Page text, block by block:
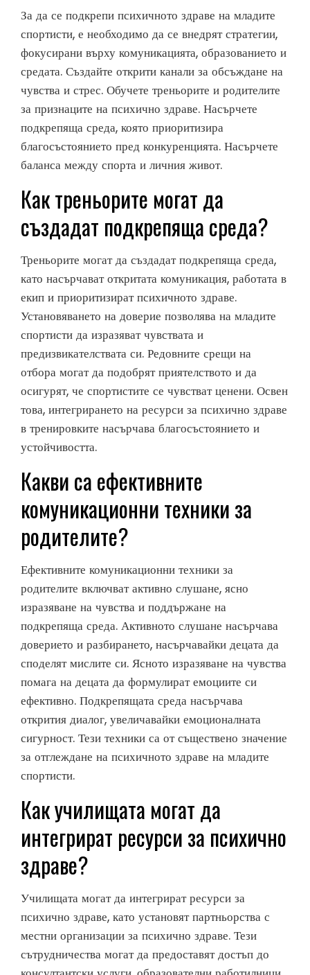
За да се подкрепи психичното здраве на младите
спортисти, е необходимо да се внедрят стратегии,
фокусирани върху комуникацията, образованието и
средата. Създайте открити канали за обсъждане на
чувства и стрес. Обучете треньорите и родителите
за признаците на психично здраве. Насърчете
подкрепяща среда, която приоритизира
благосъстоянието пред конкуренцията. Насърчете
баланса между спорта и личния живот.
Как треньорите могат да
създадат подкрепяща среда?
Треньорите могат да създадат подкрепяща среда,
като насърчават откритата комуникация, работата в
екип и приоритизират психичното здраве.
Установяването на доверие позволява на младите
спортисти да изразяват чувствата и
предизвикателствата си. Редовните срещи на
отбора могат да подобрят приятелството и да
осигурят, че спортистите се чувстват ценени. Освен
това, интегрирането на ресурси за психично здраве
в тренировките насърчава благосъстоянието и
устойчивостта.
Какви са ефективните
комуникационни техники за
родителите?
Ефективните комуникационни техники за
родителите включват активно слушане, ясно
изразяване на чувства и поддържане на
подкрепяща среда. Активното слушане насърчава
доверието и разбирането, насърчавайки децата да
споделят мислите си. Ясното изразяване на чувства
помага на децата да формулират емоциите си
ефективно. Подкрепящата среда насърчава
открития диалог, увеличавайки емоционалната
сигурност. Тези техники са от съществено значение
за отглеждане на психичното здраве на младите
спортисти.
Как училищата могат да
интегрират ресурси за психично
здраве?
Училищата могат да интегрират ресурси за
психично здраве, като установят партньорства с
местни организации за психично здраве. Тези
сътрудничества могат да предоставят достъп до